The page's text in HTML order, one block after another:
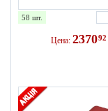
58 шт.
Цена: 237092